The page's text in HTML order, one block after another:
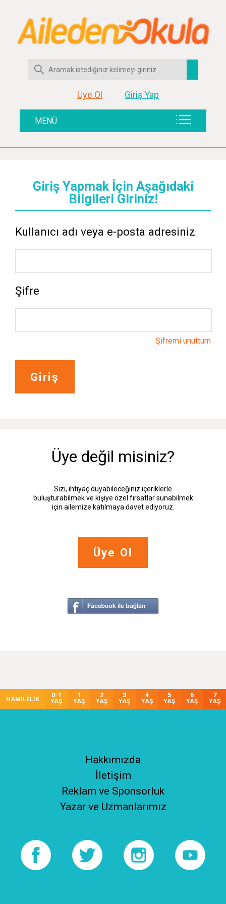
Üye Ol Giriş Yap
MENÜ
Giriş Yapmak İçin Aşağıdaki
Bilgileri Giriniz!
Kullanıcı adı veya e-posta adresiniz
Şifre
Şifremi unuttum
Giriş
Üye değil misiniz?
Sizi, ihtiyaç duyabileceğiniz içeriklerle
buluşturabilmek ve kişiye özel fırsatlar sunabilmek
için ailemize katılmaya davet ediyoruz.
Üye Ol
HAMİLELİK
0-1
YAŞ
1
YAŞ
2
YAŞ
3
YAŞ
4
YAŞ
5
YAŞ
6
YAŞ
7
YAŞ
Hakkımızda
İletişim
Reklam ve Sponsorluk
Yazar ve Uzmanlarımız